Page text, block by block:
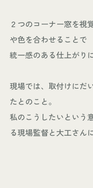
２つのコーナー窓を視
や色を合わせることで
統一感のある仕上がり
現場では、取付けにだ
たとのこと。
私のこうしたいという
る現場監督と大工さん